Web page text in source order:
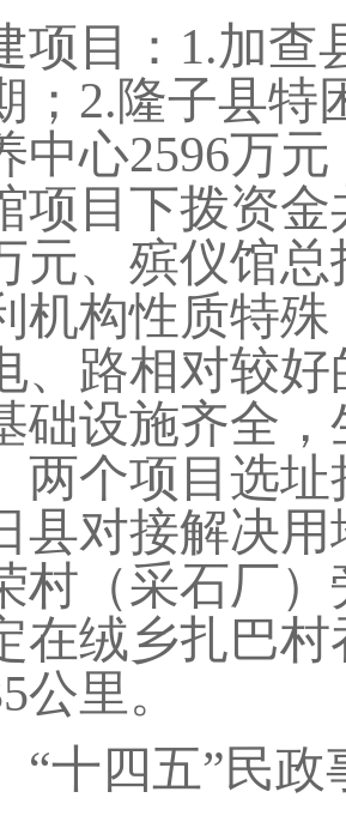
项目： 1.加查
； 2.隆子县特
中心2596万元
项目下拨资金
元、殡仪馆总
机构性质特
、路相对较
础设施齐全
两个项目选
县对接解决
村（采石厂
在绒乡扎巴
公里。
“十四五”民